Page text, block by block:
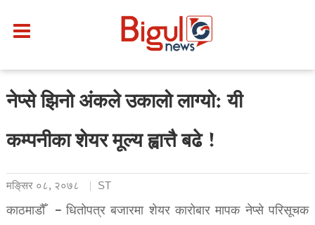
नेप्से झिनो अंकले उकालो लाग्यो: यी
कम्पनीका शेयर मूल्य ह्वात्तै बढे !
मङि्सर ०८, २०७८ ST
काठमाडौँ – धितोपत्र बजारमा शेयर कारोबार मापक नेप्से परिसूचक